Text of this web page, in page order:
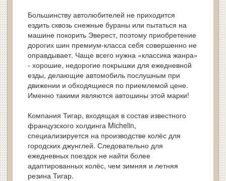
Большинству автолюбителей не приходится
ездить сквозь снежные бураны или пытаться на
машине покорить Эверест, поэтому приобретение
дорогих шин премиум-класса себя совершенно не
оправдывает. Чаще всего нужна «классика жанра»
- хорошие, недорогие покрышки для ежедневной
езды, делающие автомобиль послушным при
движении и обходящиеся по приемлемой цене.
Именно такими являются автошины этой марки!
Компания Тигар, входящая в состав известного
французского холдинга Michelin,
специализируется на производстве колёс для
городских джунглей. Следовательно для
ежедневных поездок не найти более
адаптированных колёс, чем зимняя и летняя
резина Тигар.